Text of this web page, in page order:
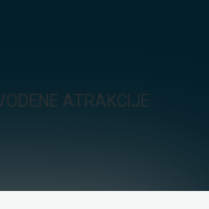
ATRAKCIJE